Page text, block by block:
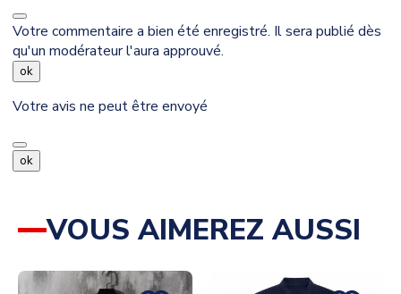
Votre commentaire a bien été enregistré. Il sera publié dès
qu'un modérateur l'aura approuvé.
ok
Votre avis ne peut être envoyé
ok
VOUS AIMEREZ AUSSI